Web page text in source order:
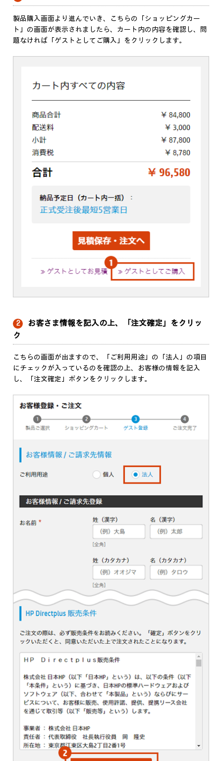
製品購入画面より進んでいき、こちらの「ショッピングカー
ト」の画面が表示されましたら、カート内の内容を確認し、問
題なければ「ゲストとしてご購入」をクリックします。
2
お客さま情報を記入の上、「注文確定」をクリッ
ク
こちらの画面が出ますので、「ご利用用途」の「法人」の項目
にチェックが入っているのを確認の上、お客様の情報を記入
し、「注文確定」ボタンをクリックします。